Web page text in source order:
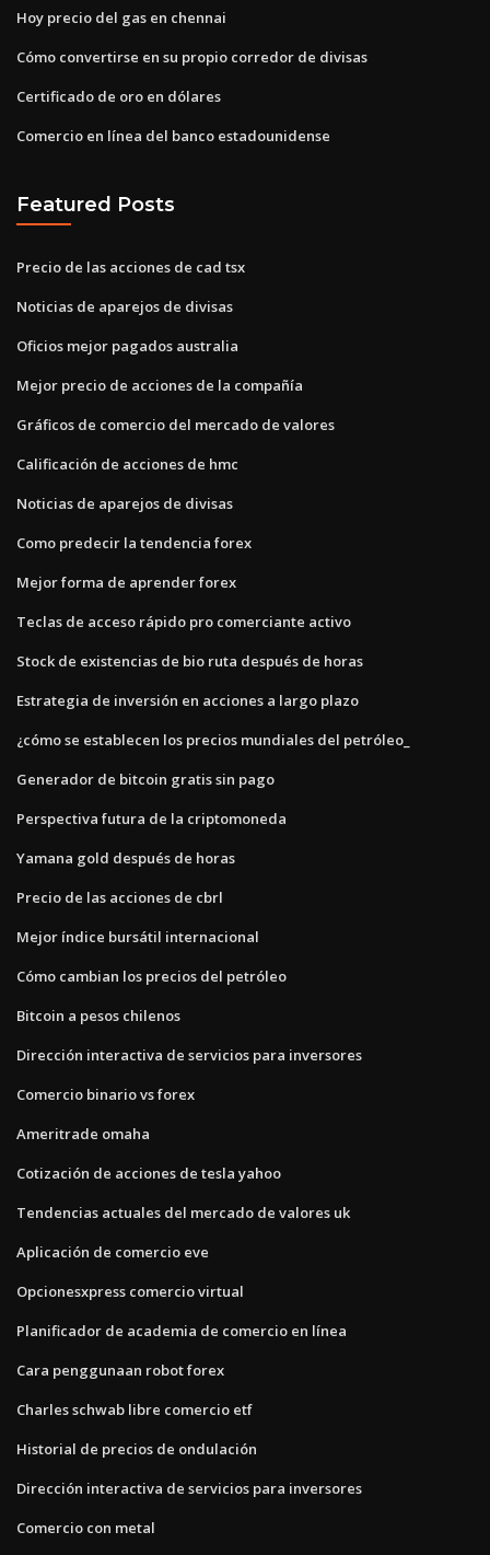
Hoy precio del gas en chennai
Cómo convertirse en su propio corredor de divisas
Certificado de oro en dólares
Comercio en línea del banco estadounidense
Featured Posts
Precio de las acciones de cad tsx
Noticias de aparejos de divisas
Oficios mejor pagados australia
Mejor precio de acciones de la compañía
Gráficos de comercio del mercado de valores
Calificación de acciones de hmc
Noticias de aparejos de divisas
Como predecir la tendencia forex
Mejor forma de aprender forex
Teclas de acceso rápido pro comerciante activo
Stock de existencias de bio ruta después de horas
Estrategia de inversión en acciones a largo plazo
¿cómo se establecen los precios mundiales del petróleo_
Generador de bitcoin gratis sin pago
Perspectiva futura de la criptomoneda
Yamana gold después de horas
Precio de las acciones de cbrl
Mejor índice bursátil internacional
Cómo cambian los precios del petróleo
Bitcoin a pesos chilenos
Dirección interactiva de servicios para inversores
Comercio binario vs forex
Ameritrade omaha
Cotización de acciones de tesla yahoo
Tendencias actuales del mercado de valores uk
Aplicación de comercio eve
Opcionesxpress comercio virtual
Planificador de academia de comercio en línea
Cara penggunaan robot forex
Charles schwab libre comercio etf
Historial de precios de ondulación
Dirección interactiva de servicios para inversores
Comercio con metal